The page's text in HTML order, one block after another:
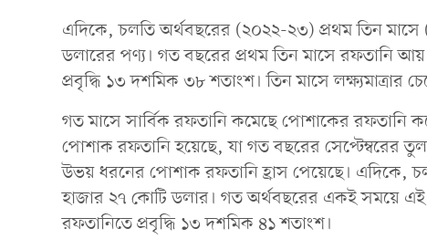
এদিকে, চলতি অর্থবছরের (২০২২-২৩) প্রথম তিন মাসে
ডলারের পণ্য। গত বছরের প্রথম তিন মাসে রফতানি
প্রবৃদ্ধি ১৩ দশমিক ৩৮ শতাংশ। তিন মাসে লক্ষ্যমাত্রার
গত মাসে সার্বিক রফতানি কমেছে পোশাকের রফতানি
পোশাক রফতানি হয়েছে, যা গত বছরের সেপ্টেম্বরের
উভয় ধরনের পোশাক রফতানি হ্রাস পেয়েছে। এদিকে,
হাজার ২৭ কোটি ডলার। গত অর্থবছরের একই সময়ে
রফতানিতে প্রবৃদ্ধি ১৩ দশমিক ৪১ শতাংশ।